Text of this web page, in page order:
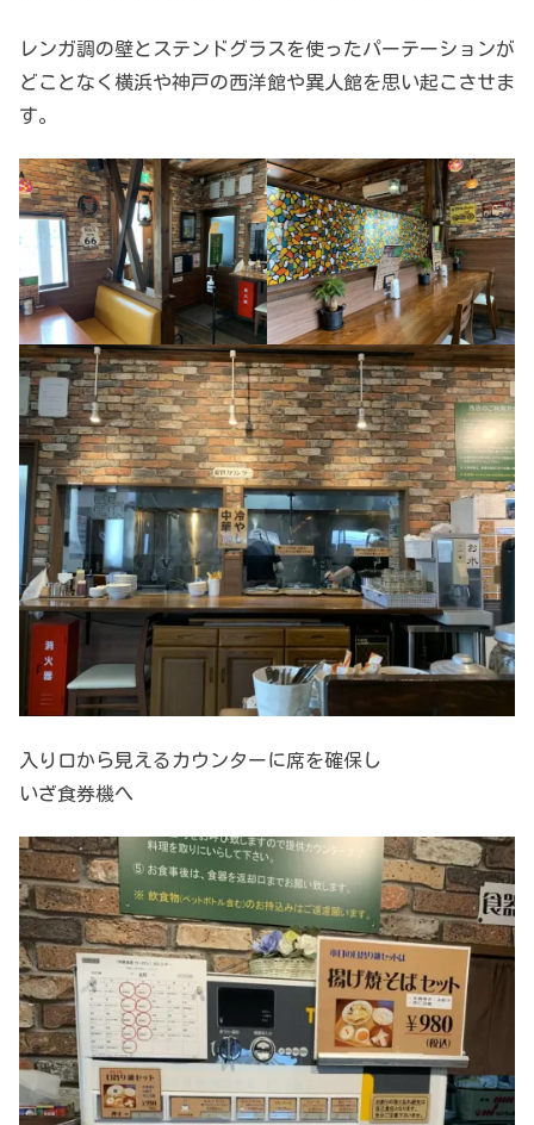
レンガ調の壁とステンドグラスを使ったパーテーションが
どことなく横浜や神戸の西洋館や異人館を思い起こさせま
す。
入り口から見えるカウンターに席を確保し
いざ食券機へ